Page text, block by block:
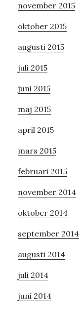
november 2015
oktober 2015
augusti 2015
juli 2015
juni 2015
maj 2015
april 2015
mars 2015
februari 2015
november 2014
oktober 2014
september 2014
augusti 2014
juli 2014
juni 2014